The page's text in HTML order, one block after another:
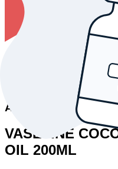
Ce produit n'a pas de
Autres
VASELINE
OIL 200ML